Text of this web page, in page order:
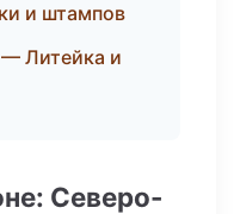
и штампов
Литейка и
Северо-